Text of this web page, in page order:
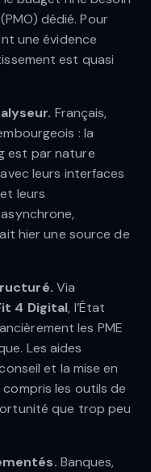
dédié. Pour
une évidence
est quasi
Français,
: la
est par nature
leurs interfaces
leurs
hier une source de
Via
4 Digital, l’État
les PME
Les aides
et la mise en
les outils de
que trop peu
Banques,